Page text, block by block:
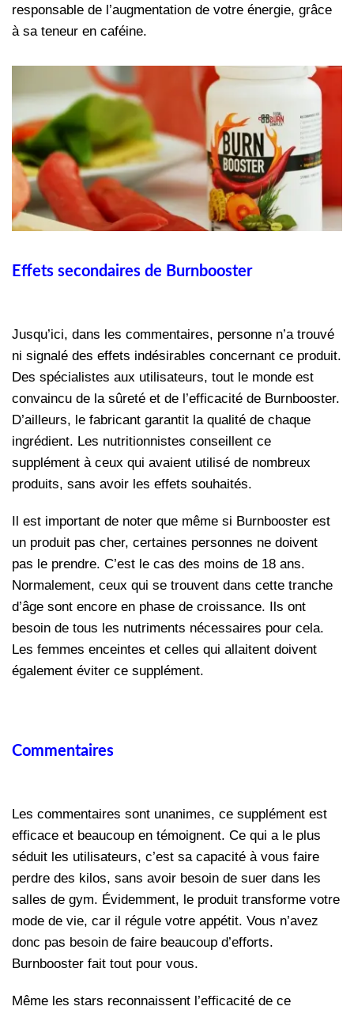
responsable de l’augmentation de votre énergie, grâce
à sa teneur en caféine.
Effets secondaires de Burnbooster
Jusqu’ici, dans les commentaires, personne n’a trouvé
ni signalé des effets indésirables concernant ce produit.
Des spécialistes aux utilisateurs, tout le monde est
convaincu de la sûreté et de l’efficacité de Burnbooster.
D’ailleurs, le fabricant garantit la qualité de chaque
ingrédient. Les nutritionnistes conseillent ce
supplément à ceux qui avaient utilisé de nombreux
produits, sans avoir les effets souhaités.
Il est important de noter que même si Burnbooster est
un produit pas cher, certaines personnes ne doivent
pas le prendre. C’est le cas des moins de 18 ans.
Normalement, ceux qui se trouvent dans cette tranche
d’âge sont encore en phase de croissance. Ils ont
besoin de tous les nutriments nécessaires pour cela.
Les femmes enceintes et celles qui allaitent doivent
également éviter ce supplément.
Commentaires
Les commentaires sont unanimes, ce supplément est
efficace et beaucoup en témoignent. Ce qui a le plus
séduit les utilisateurs, c’est sa capacité à vous faire
perdre des kilos, sans avoir besoin de suer dans les
salles de gym. Évidemment, le produit transforme votre
mode de vie, car il régule votre appétit. Vous n’avez
donc pas besoin de faire beaucoup d’efforts.
Burnbooster fait tout pour vous.
Même les stars reconnaissent l’efficacité de ce